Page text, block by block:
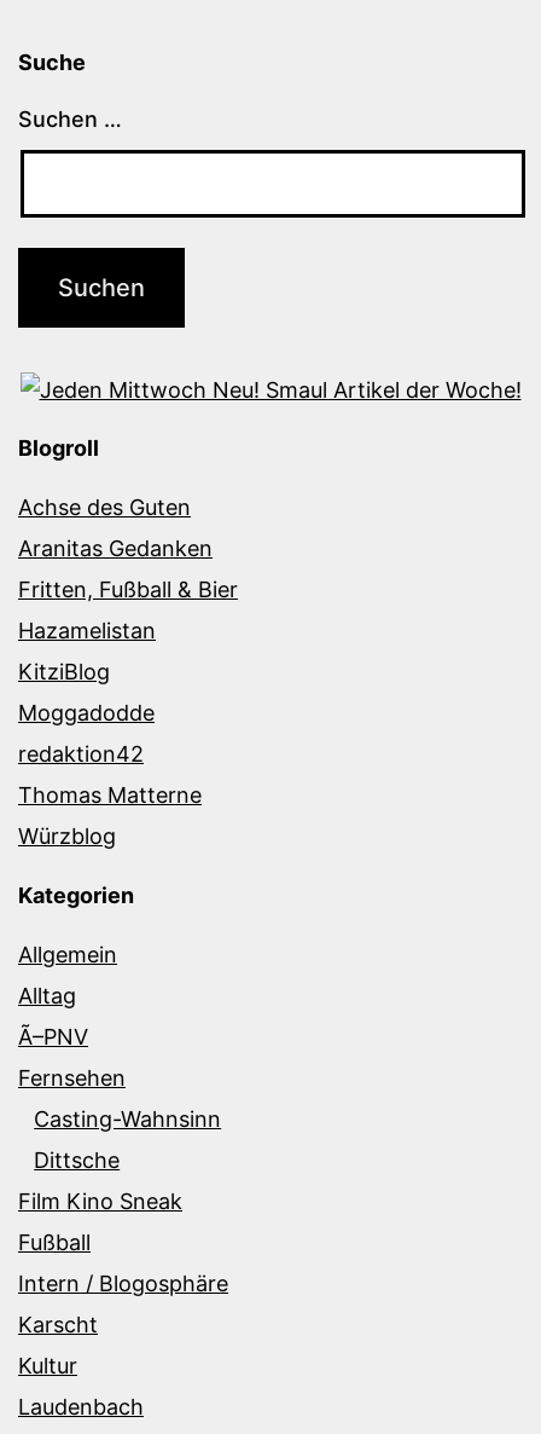
Suche
Suchen …
Blogroll
Achse des Guten
Aranitas Gedanken
Fritten, Fußball & Bier
Hazamelistan
KitziBlog
Moggadodde
redaktion42
Thomas Matterne
Würzblog
Kategorien
Allgemein
Alltag
Ã–PNV
Fernsehen
Casting-Wahnsinn
Dittsche
Film Kino Sneak
Fußball
Intern / Blogosphäre
Karscht
Kultur
Laudenbach